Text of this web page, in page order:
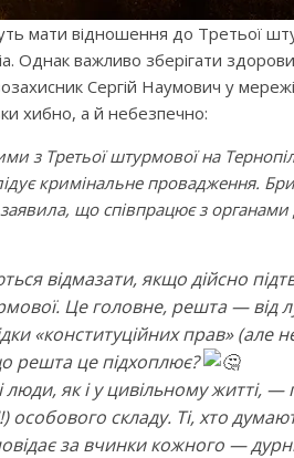
мати відношення до Третьої
Однак важливо зберігати
Сергій Наумович у мережі
хибно, а й небезпечно:
з Третьої штурмової на
кримінальне провадження.
що співпрацює з
відмазати, якщо дійсно
Це головне, решта — від
«конституційних прав» (але
решта це підхоплює?
люди, як і у цивільному житті,
особового складу. Ті, хто
за вчинки кожного —